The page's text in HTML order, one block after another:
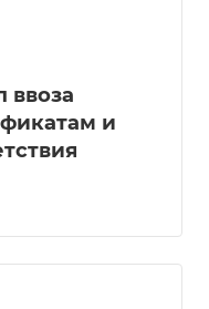
ввоза
и